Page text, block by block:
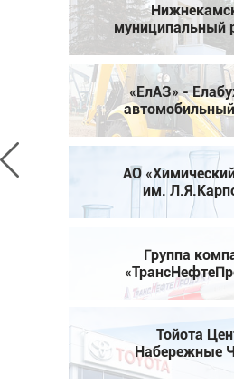
муниципальный
«ЕлАЗ» -
АО
им.
Группа
Тойота
Набережные